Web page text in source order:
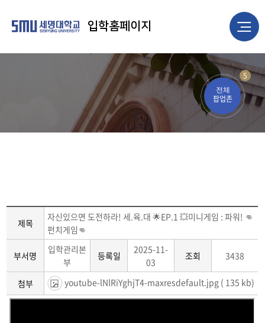
5
전체
팝업존
입학홈페이지
제목
자신있으면 도전하라! 세.육.대 🌟EP.1 💥미니게임 : 파워! 👊
펀치게임👊
부서명
입학관리본
부
등록일
2025-11-
03
조회 3438
첨부 youtube-lNlRiYghjT4-maxresdefault.jpg ( 135 kb)